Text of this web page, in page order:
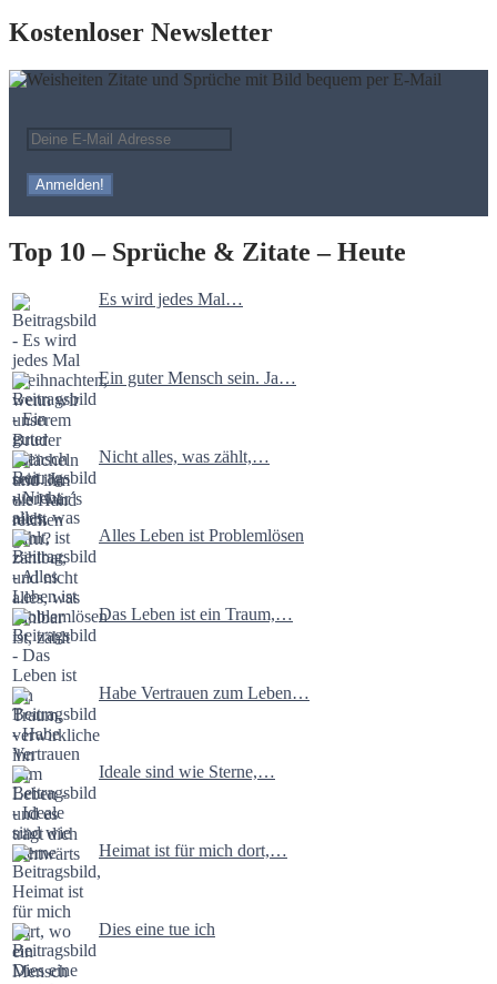
Kostenloser Newsletter
Top 10 – Sprüche & Zitate – Heute
Es wird jedes Mal…
Ein guter Mensch sein. Ja…
Nicht alles, was zählt,…
Alles Leben ist Problemlösen
Das Leben ist ein Traum,…
Habe Vertrauen zum Leben…
Ideale sind wie Sterne,…
Heimat ist für mich dort,…
Dies eine tue ich